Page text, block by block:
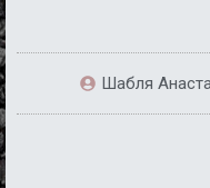
Шабля